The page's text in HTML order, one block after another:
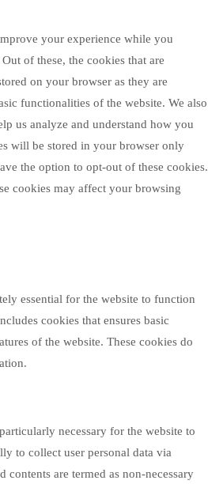
your experience while you
of these, the cookies that are
on your browser as they are
functionalities of the website. We also
us analyze and understand how you
will be stored in your browser only
the option to opt-out of these cookies.
cookies may affect your browsing
essential for the website to function
cookies that ensures basic
of the website. These cookies do
necessary for the website to
to collect user personal data via
contents are termed as non-necessary